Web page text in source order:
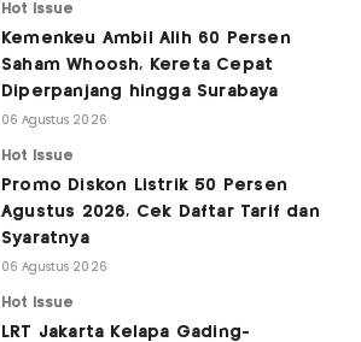
Hot Issue
Kemenkeu Ambil Alih 60 Persen
Saham Whoosh, Kereta Cepat
Diperpanjang hingga Surabaya
06 Agustus 2026
Hot Issue
Promo Diskon Listrik 50 Persen
Agustus 2026, Cek Daftar Tarif dan
Syaratnya
06 Agustus 2026
Hot Issue
LRT Jakarta Kelapa Gading-